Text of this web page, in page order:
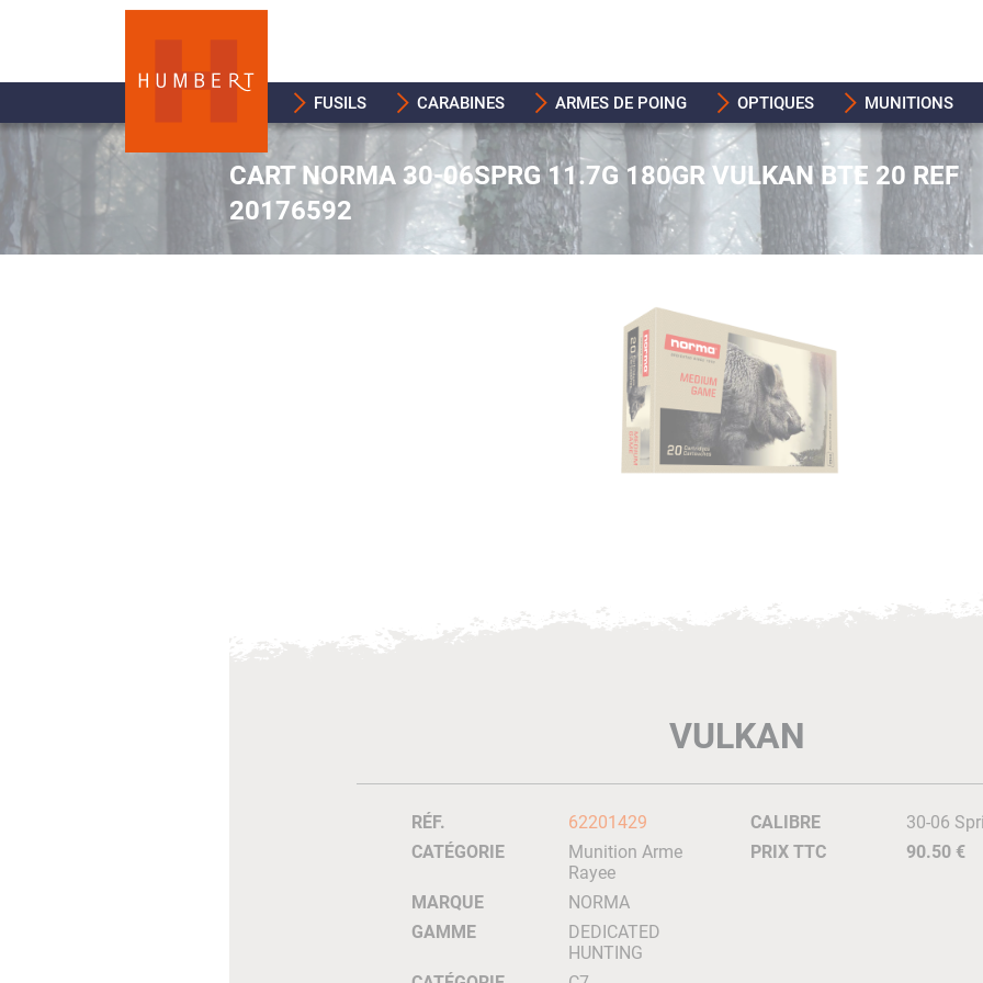
FUSILS CARABINES ARMES DE POING OPTIQUES MUNITIONS
CART NORMA 30-06SPRG 11.7G 180GR VULKAN BTE 20 REF
20176592
VULKAN
RÉF.
62201429
CATÉGORIE
Munition Arme
Rayee
MARQUE
NORMA
GAMME
DEDICATED
HUNTING
CALIBRE
30-06
PRIX TTC
90.50 €